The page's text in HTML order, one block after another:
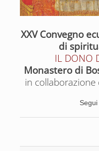
XXV Convegno
di
IL DONO
Monastero di
in